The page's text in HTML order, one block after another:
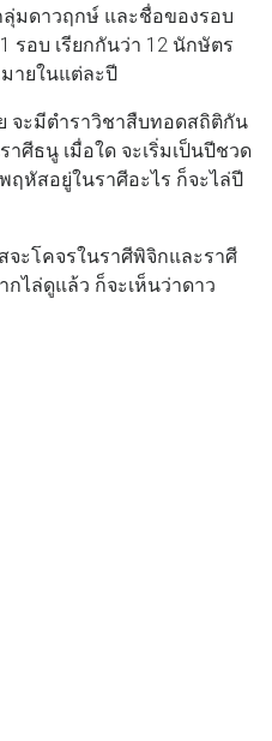
มดาวฤกษ์ และชื่อของรอบ
รอบ เรียกกันว่า 12 นักษัตร
ายในแต่ละปี
จะมีตำราวิชาสืบทอดสถิติกัน
ศีธนู เมื่อใด จะเริ่มเป็นปีชวด
ฤหัสอยู่ในราศีอะไร ก็จะไล่ปี
ะโคจรในราศีพิจิกและราศี
ไล่ดูแล้ว ก็จะเห็นว่าดาว